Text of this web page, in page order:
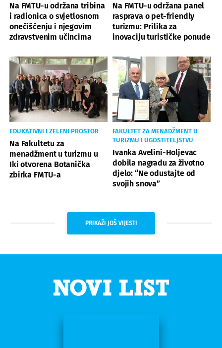
Na FMTU-u održana tribina
i radionica o svjetlosnom
onečišćenju i njegovim
zdravstvenim učincima
Na FMTU-u održana panel
rasprava o pet-friendly
turizmu: Prilika za
inovaciju turističke ponude
EDUKATIVNI I ZELENI PROSTOR
Na Fakultetu za
menadžment u turizmu u
Iki otvorena Botanička
zbirka FMTU-a
FAKULTET ZA MENADŽMENT U
TURIZMU I UGOSTITELJSTVU
Ivanka Avelini-Holjevac
dobila nagradu za životno
djelo: “Ne odustajte od
svojih snova”
PRIKAŽI JOŠ VIJESTI